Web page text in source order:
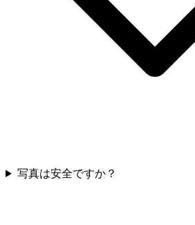
写真は安全ですか？